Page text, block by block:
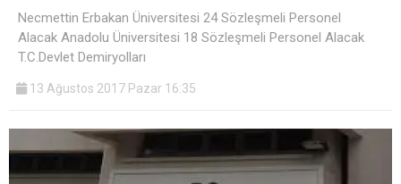
Necmettin Erbakan Üniversitesi 24 Sözleşmeli Personel
Alacak Anadolu Üniversitesi 18 Sözleşmeli Personel Alacak
T.C.Devlet Demiryolları
13 Ağustos 2017 Pazar 16:35